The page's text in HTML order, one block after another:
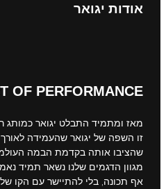
אודות יגואר
OF PERFORMANCE
מאז ומתמיד התבלט יגואר כמותג
זו השפה של יגואר שהעמידה
שהציבו אותה בקדמת הבמה
מגוון הדגמים שלנו נשאר תמיד
אף תכונה, בלי להתיישר עם הקו